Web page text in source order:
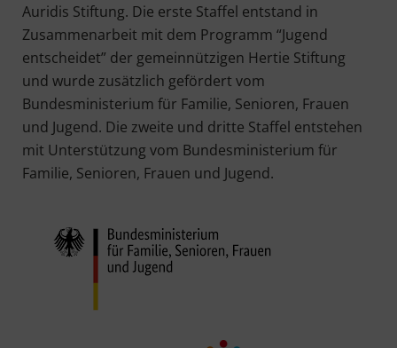
Auridis Stiftung. Die erste Staffel entstand in
Zusammenarbeit mit dem Programm “Jugend
entscheidet” der gemeinnützigen Hertie Stiftung
und wurde zusätzlich gefördert vom
Bundesministerium für Familie, Senioren, Frauen
und Jugend. Die zweite und dritte Staffel entstehen
mit Unterstützung vom Bundesministerium für
Familie, Senioren, Frauen und Jugend.